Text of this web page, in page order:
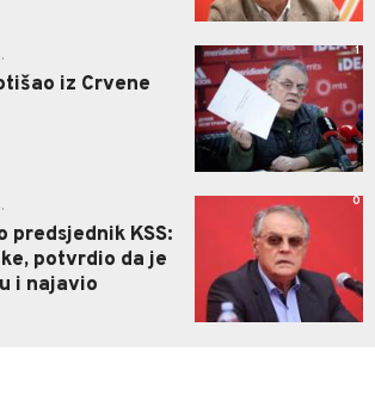
iz Crvene
1
predsjednik KSS:
potvrdio da je
i najavio
0